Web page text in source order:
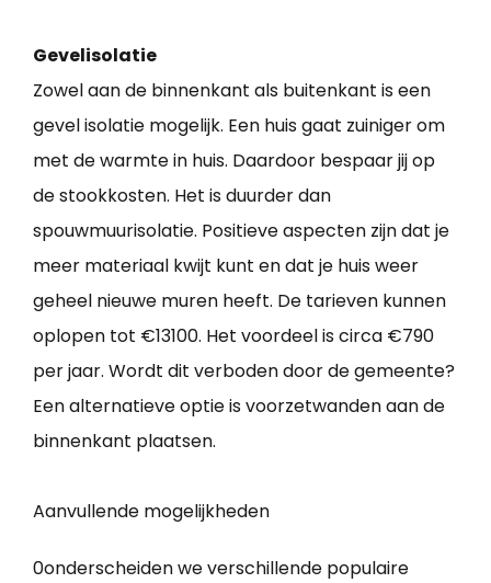
Gevelisolatie
Zowel aan de binnenkant als buitenkant is een
gevel isolatie mogelijk. Een huis gaat zuiniger om
met de warmte in huis. Daardoor bespaar jij op
de stookkosten. Het is duurder dan
spouwmuurisolatie. Positieve aspecten zijn dat je
meer materiaal kwijt kunt en dat je huis weer
geheel nieuwe muren heeft. De tarieven kunnen
oplopen tot €13100. Het voordeel is circa €790
per jaar. Wordt dit verboden door de gemeente?
Een alternatieve optie is voorzetwanden aan de
binnenkant plaatsen.
Aanvullende mogelijkheden
0onderscheiden we verschillende populaire